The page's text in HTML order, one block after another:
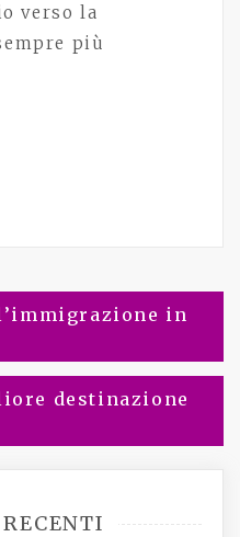
verso la
più
in
destinazione